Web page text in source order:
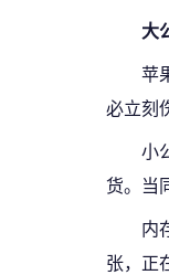
大
苹
必立刻
小
货。当
内
张，正